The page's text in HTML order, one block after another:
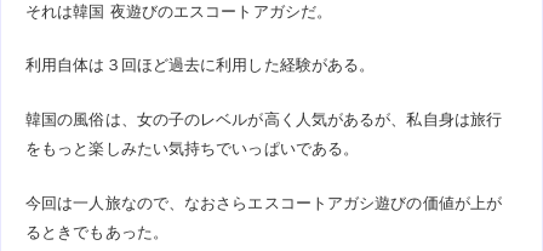
それは韓国 夜遊びのエスコートアガシだ。
利用自体は３回ほど過去に利用した経験がある。
韓国の風俗は、女の子のレベルが高く人気があるが、私自身は旅行
をもっと楽しみたい気持ちでいっぱいである。
今回は一人旅なので、なおさらエスコートアガシ遊びの価値が上が
るときでもあった。